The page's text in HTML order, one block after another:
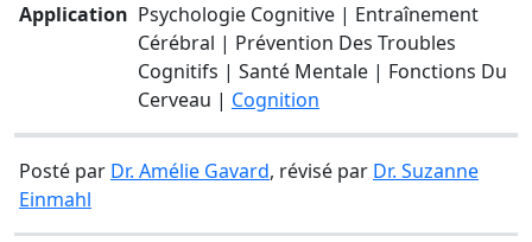
Application Psychologie Cognitive | Entraînement
Cérébral | Prévention Des Troubles
Cognitifs | Santé Mentale | Fonctions Du
Cerveau | Cognition
Posté par Dr. Amélie Gavard, révisé par Dr. Suzanne
Einmahl